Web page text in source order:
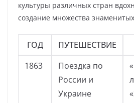
культуры различных стран
создание множества
ГОД ПУТЕШЕСТВИЕ
1863
Поездка по
России и
Украине